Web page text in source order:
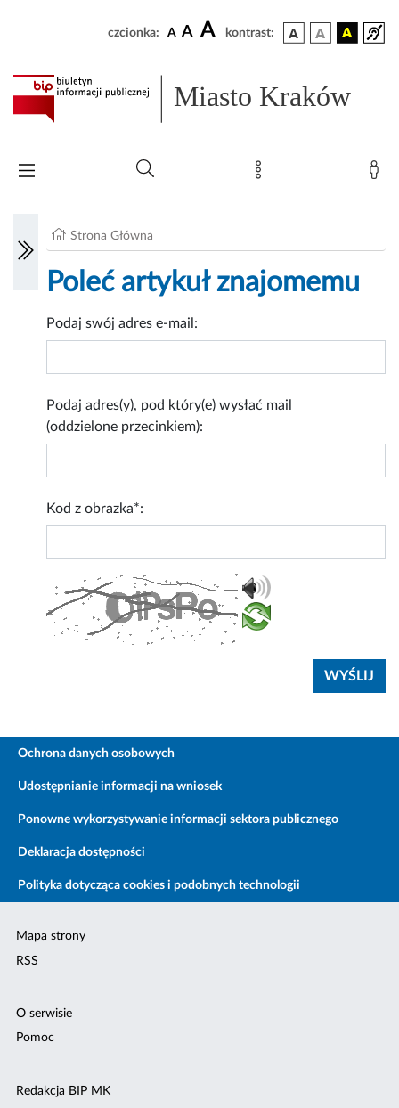
czcionka: A A A kontrast:
Miasto Kraków
Strona Główna
Poleć artykuł znajomemu
Podaj swój adres e-mail:
Podaj adres(y), pod który(e) wysłać mail
(oddzielone przecinkiem):
Kod z obrazka*:
Ochrona danych osobowych
Udostępnianie informacji na wniosek
Ponowne wykorzystywanie informacji sektora publicznego
Deklaracja dostępności
Polityka dotycząca cookies i podobnych technologii
Mapa strony
RSS
O serwisie
Pomoc
Redakcja BIP MK